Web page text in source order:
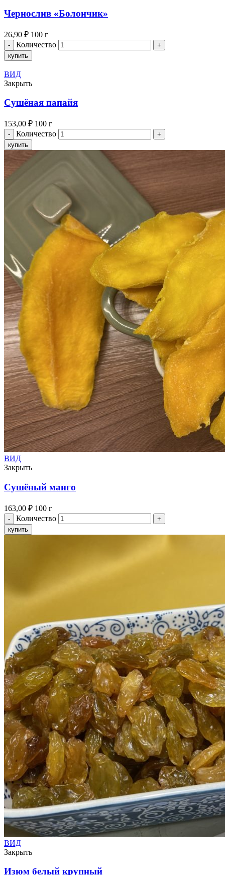
Чернослив «Болончик»
26,90 ₽ 100 г
Количество
купить
ВИД
Закрыть
Сушёная папайя
153,00 ₽ 100 г
Количество
купить
ВИД
Закрыть
Сушёный манго
163,00 ₽ 100 г
Количество
купить
ВИД
Закрыть
Изюм белый крупный